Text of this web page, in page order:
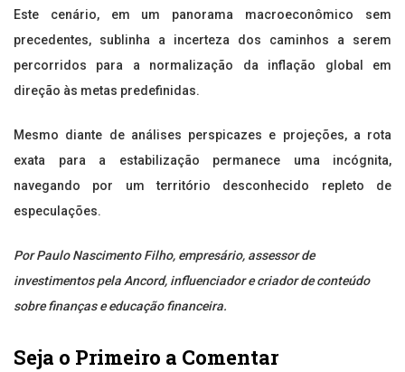
Este cenário, em um panorama macroeconômico sem
precedentes, sublinha a incerteza dos caminhos a serem
percorridos para a normalização da inflação global em
direção às metas predefinidas.
Mesmo diante de análises perspicazes e projeções, a rota
exata para a estabilização permanece uma incógnita,
navegando por um território desconhecido repleto de
especulações.
Por Paulo Nascimento Filho, empresário, assessor de
investimentos pela Ancord, influenciador e criador de conteúdo
sobre finanças e educação financeira.
Seja o Primeiro a Comentar